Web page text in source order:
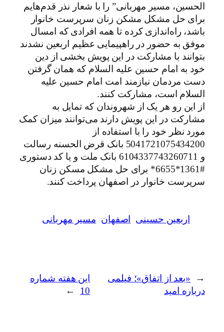
الحسین، مسیر مهربانی” را با شعار نذر قدم‌هایم
برای حل مشکل مشکن زنان سرپرست خانوار
باشد، راه‌اندازی کرده تا همه افرادی که امسال
موفق به حضور در راهپیمایی عظیم اربعین نشدند
بتوانند با مشارکت در این پویش بخشی از دین
خود به امام حسین علیه السلام که همان گرفتن
دست مردمان نیازمند امت امام حسین علیه
السلام است، مشارکت کنند.
از این رو هر یک از شهروندان که تمایل به
مشارکت در این پویش دارند می‌توانند میزان کمک
مورد نظر خود را با استفاده از
5041721075434200 بانک قرض الحسنه رسالت
و 6104337743260711 بانک ملت و یا کد دستوری
#1361*6655* برای حل مشکل مسکن زنان
سرپرست خانوار در اصفهان پرداخت کنند.
اربعین حسینی اصفهان مسیر مهربانی
←
«بعد از اتفاق»؛ فیلمی
درباره امید
این هفته شماره
10
→